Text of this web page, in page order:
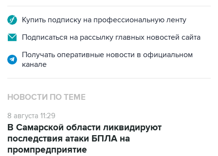
Купить подписку на профессиональную ленту
Подписаться на рассылку главных новостей сайта
Получать оперативные новости в официальном
канале
НОВОСТИ ПО ТЕМЕ
8 августа 11:29
В Самарской области ликвидируют
последствия атаки БПЛА на
промпредприятие